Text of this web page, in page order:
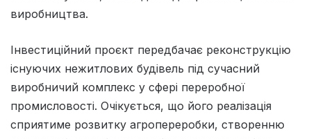
виробництва.
Інвестиційний проєкт передбачає реконструкцію
існуючих нежитлових будівель під сучасний
виробничий комплекс у сфері переробної
промисловості. Очікується, що його реалізація
сприятиме розвитку агропереробки, створенню